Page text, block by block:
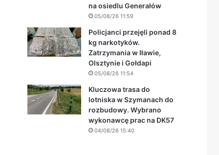
na osiedlu Generałów
05/08/26 11:59
Policjanci przejęli ponad 8
kg narkotyków.
Zatrzymania w Iławie,
Olsztynie i Gołdapi
05/08/26 11:54
Kluczowa trasa do
lotniska w Szymanach do
rozbudowy. Wybrano
wykonawcę prac na DK57
04/08/26 15:40